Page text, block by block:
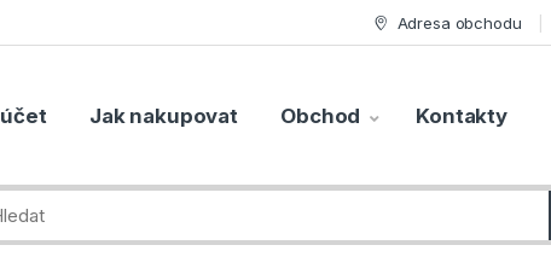
Adresa obchodu
Jak nakupovat Obchod Kontakty